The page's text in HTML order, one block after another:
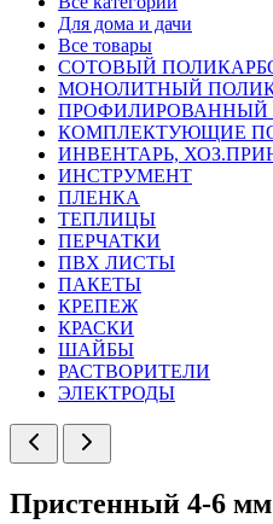
Для дома и дачи
Все товары
СОТОВЫЙ
МОНОЛИТНЫЙ
ПРОФИЛИРОВАННЫЙ
КОМПЛЕКТУЮЩИЕ
ИНВЕНТАРЬ,
ИНСТРУМЕНТ
ПЛЕНКА
ТЕПЛИЦЫ
ПЕРЧАТКИ
ПВХ ЛИСТЫ
ПАКЕТЫ
КРЕПЕЖ
КРАСКИ
ШАЙБЫ
РАСТВОРИТЕЛИ
ЭЛЕКТРОДЫ
Пристенный 4-6 мм